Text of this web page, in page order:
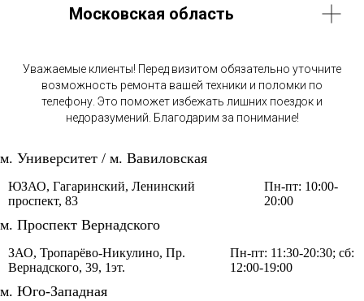
Московская область
Уважаемые клиенты! Перед визитом обязательно уточните
возможность ремонта вашей техники и поломки по
телефону. Это поможет избежать лишних поездок и
недоразумений. Благодарим за понимание!
м. Университет / м. Вавиловская
ЮЗАО, Гагаринский, Ленинский
проспект, 83
Пн-пт: 10:00-
20:00
м. Проспект Вернадского
ЗАО, Тропарёво-Никулино, Пр.
Вернадского, 39, 1эт.
Пн-пт: 11:30-20:30; сб:
12:00-19:00
м. Юго-Западная